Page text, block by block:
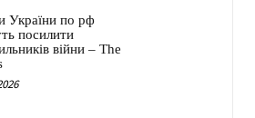
України по рф
посилити
війни – The